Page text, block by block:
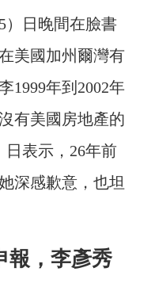
）日晚間在臉書
美國加州爾灣有
1999年到2002年
有美國房地產的
日表示，26年前
深感歉意，也坦
報，李彥秀